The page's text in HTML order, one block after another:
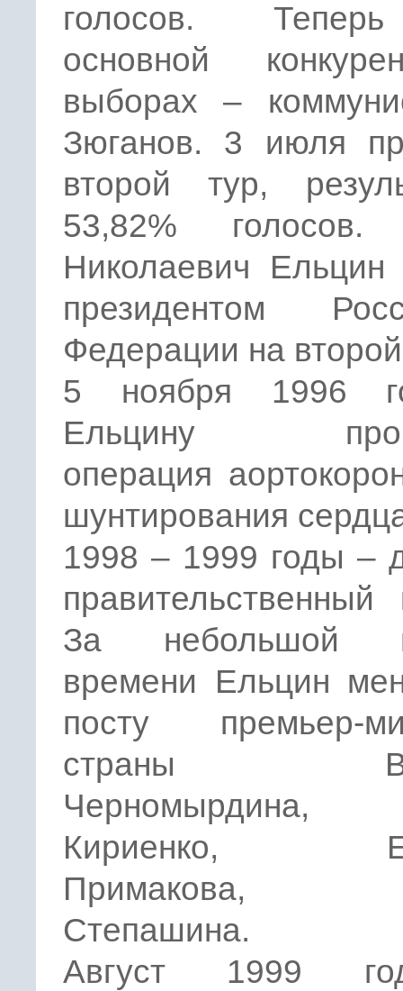
голосов.
основной
выборах –
Зюганов. 3 июля
второй тур,
53,82% голосов.
Николаевич Ельцин
президентом
Федерации на
5 ноября 1996
Ельцину
операция
шунтирования
1998 – 1999 годы –
правительственный
За небольшой
времени Ельцин
посту премьер-
страны
Черномырдина,
Кириенко,
Примакова,
Степашина.
Август 1999